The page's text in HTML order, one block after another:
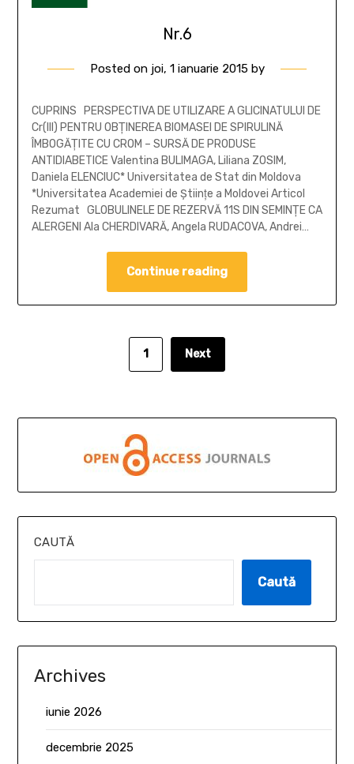
Nr.6
Posted on joi, 1 ianuarie 2015by
CUPRINS PERSPECTIVA DE UTILIZARE A GLICINATULUI DE
Cr(III) PENTRU OBŢINEREA BIOMASEI DE SPIRULINĂ
ÎMBOGĂŢITE CU CROM – SURSĂ DE PRODUSE
ANTIDIABETICE Valentina BULIMAGA, Liliana ZOSIM,
Daniela ELENCIUC* Universitatea de Stat din Moldova
*Universitatea Academiei de Ştiinţe a Moldovei Articol
Rezumat GLOBULINELE DE REZERVĂ 11S DIN SEMINŢE CA
ALERGENI Ala CHERDIVARĂ, Angela RUDACOVA, Andrei…
Continue reading
1 Next
CAUTĂ
Caută
Archives
iunie 2026
decembrie 2025